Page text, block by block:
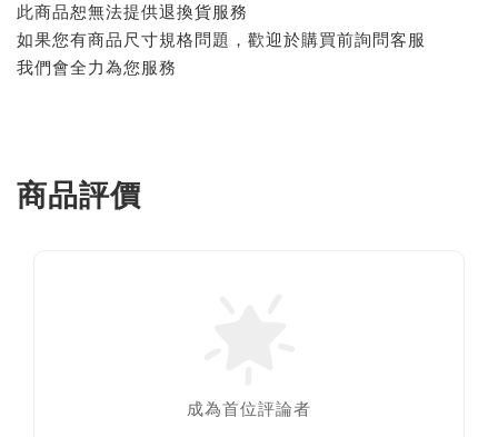
此商品恕無法提供退換貨服務
如果您有商品尺寸規格問題，歡迎於購買前詢問客服
我們會全力為您服務
商品評價
成為首位評論者